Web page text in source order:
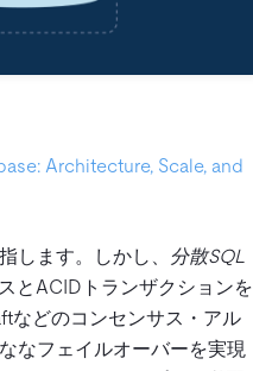
Architecture, Scale, and
します。しかし、
分散SQL
とACIDトランザクションを
などのコンセンサス・アル
なフェイルオーバーを実現